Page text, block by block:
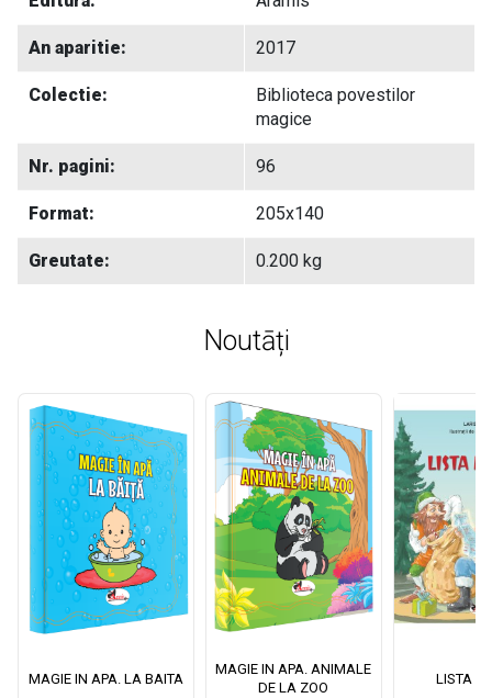
An aparitie: 2017
Colectie:
Biblioteca povestilor
magice
Nr. pagini: 96
Format: 205x140
Greutate: 0.200 kg
Noutāți
MAGIE IN APA. LA BAITA
MAGIE IN APA. ANIMALE
DE LA ZOO
LISTA